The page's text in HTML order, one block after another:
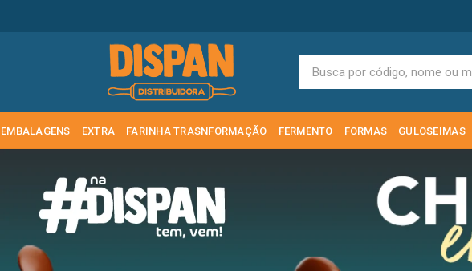
EMBALAGENS EXTRA FARINHA TRASNFORMAÇÃO FERMENTO FORMAS GULOSEIMAS